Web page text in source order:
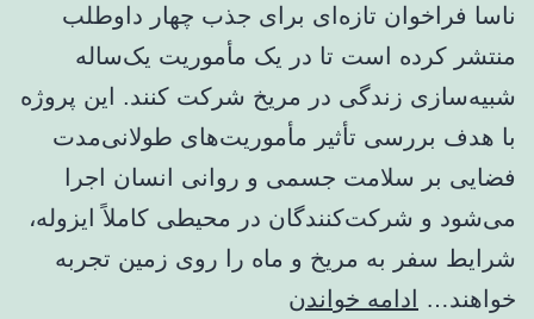
ناسا فراخوان تازه‌ای برای جذب چهار داوطلب
منتشر کرده است تا در یک مأموریت یک‌ساله
شبیه‌سازی زندگی در مریخ شرکت کنند. این پروژه
با هدف بررسی تأثیر مأموریت‌های طولانی‌مدت
فضایی بر سلامت جسمی و روانی انسان اجرا
می‌شود و شرکت‌کنندگان در محیطی کاملاً ایزوله،
شرایط سفر به مریخ و ماه را روی زمین تجربه
خواهند… ادامه خواندن